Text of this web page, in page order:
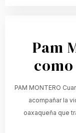
Pam
PAM MONTERO
acompañar la
oaxaqueña que